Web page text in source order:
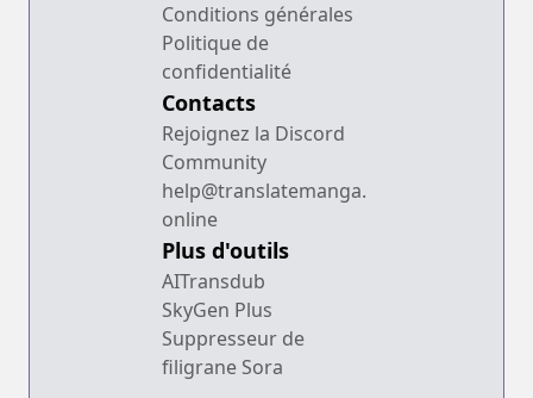
Conditions générales
Politique de
confidentialité
Contacts
Rejoignez la Discord
Community
help@translatemanga.
online
Plus d'outils
AITransdub
SkyGen Plus
Suppresseur de
filigrane Sora